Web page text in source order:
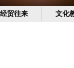
经贸往来 文化